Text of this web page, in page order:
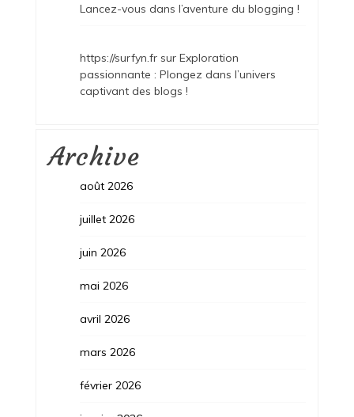
Lancez-vous dans l’aventure du blogging !
https://surfyn.frsur Exploration
passionnante : Plongez dans l’univers
captivant des blogs !
Archive
août 2026
juillet 2026
juin 2026
mai 2026
avril 2026
mars 2026
février 2026